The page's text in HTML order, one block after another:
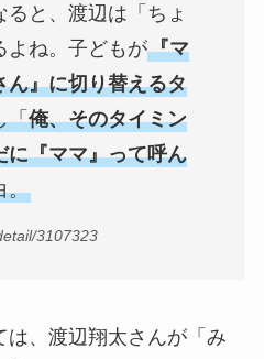
と、渡辺は「ちょ
よね。子どもが『マ
ん』に切り替えるタ
「俺、そのタイミン
に『ママ』って呼ん
。
3107323
は、渡辺翔太さんが「み